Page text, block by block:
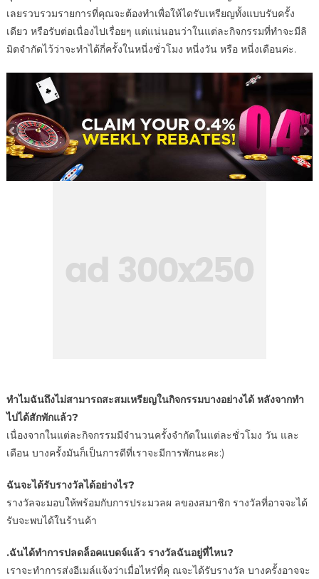
เลยรวบรวมรายการที่คุณจะต้องทำเพื่อให้ไดรับเหรียญทั้งแบบรับครั้ง
เดียว หรือรับต่อเนื่องไปเรื่อยๆ แต่แน่นอนว่าในแต่ละกิจกรรมที่ทำจะมีลิ
มิตจำกัดไว้ว่าจะทำได้กี่ครั้งในหนี่งชั่วโมง หนี่งวัน หรือ หนี่งเดือนค่ะ.
ทําไมฉันถึงไม่สามารถสะสมเหรียญในกิจกรรมบางอย่างได้ หลังจากทํา
ไปได้สักพักแล้ว?
เนื่องจากในแต่ละกิจกรรมมีจํานวนครั้งจํากัดในแต่ละชั่วโมง วัน และ
เดือน บางครั้งมันก็เป็นการดีที่เราจะมีการพักนะคะ:)
ฉันจะได้รับรางวัลได้อย่างไร?
รางวัลจะมอบให้พร้อมกับการประมวลผ ลของสมาชิก รางวัลที่อาจจะได้
รับจะพบได้ในร้านค้า
.ฉันได้ทําการปลดล็อคแบดจ์แล้ว รางวัลฉันอยู่ที่ไหน?
เราจะทําการส่งอีเมล์แจ้งว่าเมื่อไหร่ที่คุ ณจะได้รับรางวัล บางครั้งอาจจะ